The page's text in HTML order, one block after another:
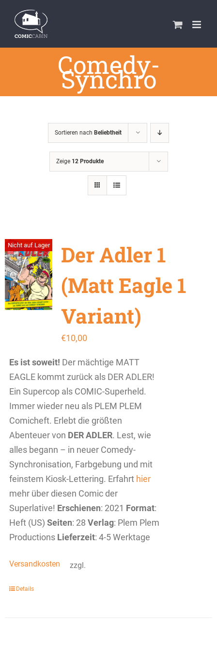
Inhalt
springen
Comedy-
Synchro
Sortieren nach Beliebtheit
Zeige 12 Produkte
Nicht auf Lager
Der Adler 1
(Matt Eagle 1
Variant)
€10,00
Es ist soweit! Der mächtige MATT
EAGLE kommt zurück als DER ADLER!
Ein Supercop als COMIC-Superheld.
Immer wieder neu als PLEM PLEM
Comicheft. Erlebt die größten
Abenteuer von DER ADLER. Lest, wie
alles begann – in neuer Comedy-
Synchronisation, Farbgebung und mit
feinstem Kiosk-Lettering. Erfahrt hier
mehr über diesen Comic der
Superlative! Erschienen: 2021 Format:
Heft (US) Seiten: 28 Verlag: Plem Plem
Productions Lieferzeit: 4-5 Werktage
zzgl.
Versandkosten
Details